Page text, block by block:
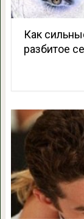
Как
разбитое